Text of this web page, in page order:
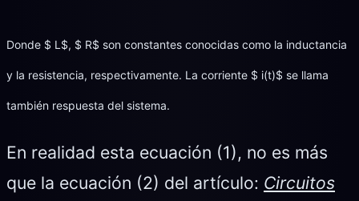
Donde $ L$, $ R$ son constantes conocidas como la inductancia
y la resistencia, respectivamente. La corriente $ i(t)$ se llama
también respuesta del sistema.
En realidad esta ecuación (1), no es más
que la ecuación (2) del artículo: Circuitos